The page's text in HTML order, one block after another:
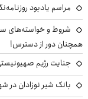
مراسم یادبود
شروط و خواسته‌های
همچنان دور از دسترس!
جنایت رژیم
بانک شیر نوزادان در